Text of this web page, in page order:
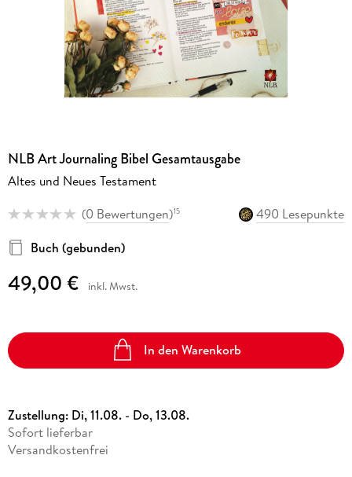
NLB Art Journaling Bibel Gesamtausgabe
Altes und Neues Testament
(0 Bewertungen)15
490 Lesepunkte
Buch (gebunden)
49,00 € inkl. Mwst.
In den Warenkorb
Zustellung: Di, 11.08. - Do, 13.08.
Sofort lieferbar
Versandkostenfrei